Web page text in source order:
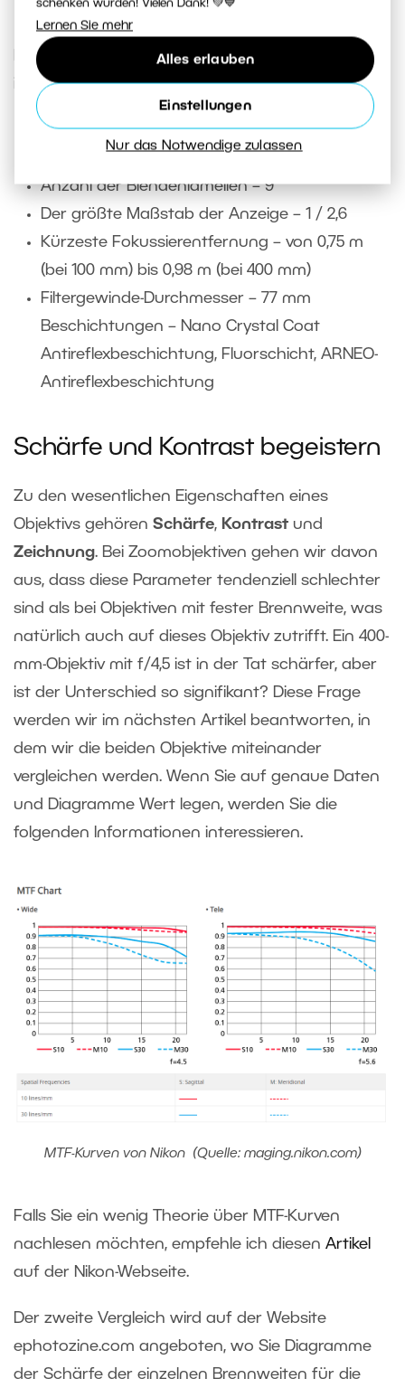
schenken würden! Vielen Dank! 💚💙
Lernen Sie mehr
Alles erlauben
Einstellungen
Nur das Notwendige zulassen
Ein paar technische Parameter, die Sie
interessieren könnten.
Gewicht inklusive Stativgewindebuchse – 1435
Anzahl der Blendenlamellen – 9
Der größte Maßstab der Anzeige – 1 / 2,6
Kürzeste Fokussierentfernung – von 0,75 m
(bei 100 mm) bis 0,98 m (bei 400 mm)
Filtergewinde-Durchmesser – 77 mm
Beschichtungen – Nano Crystal Coat
Antireflexbeschichtung, Fluorschicht, ARNEO-
Antireflexbeschichtung
Schärfe und Kontrast begeistern
Zu den wesentlichen Eigenschaften eines
Objektivs gehören Schärfe, Kontrast und
Zeichnung. Bei Zoomobjektiven gehen wir davon
aus, dass diese Parameter tendenziell schlechter
sind als bei Objektiven mit fester Brennweite, was
natürlich auch auf dieses Objektiv zutrifft. Ein 400-
mm-Objektiv mit f/4,5 ist in der Tat schärfer, aber
ist der Unterschied so signifikant? Diese Frage
werden wir im nächsten Artikel beantworten, in
dem wir die beiden Objektive miteinander
vergleichen werden. Wenn Sie auf genaue Daten
und Diagramme Wert legen, werden Sie die
folgenden Informationen interessieren.
MTF-Kurven von Nikon (Quelle: maging.nikon.com)
Falls Sie ein wenig Theorie über MTF-Kurven
nachlesen möchten, empfehle ich diesen Artikel
auf der Nikon-Webseite.
Der zweite Vergleich wird auf der Website
ephotozine.com angeboten, wo Sie Diagramme
der Schärfe der einzelnen Brennweiten für die